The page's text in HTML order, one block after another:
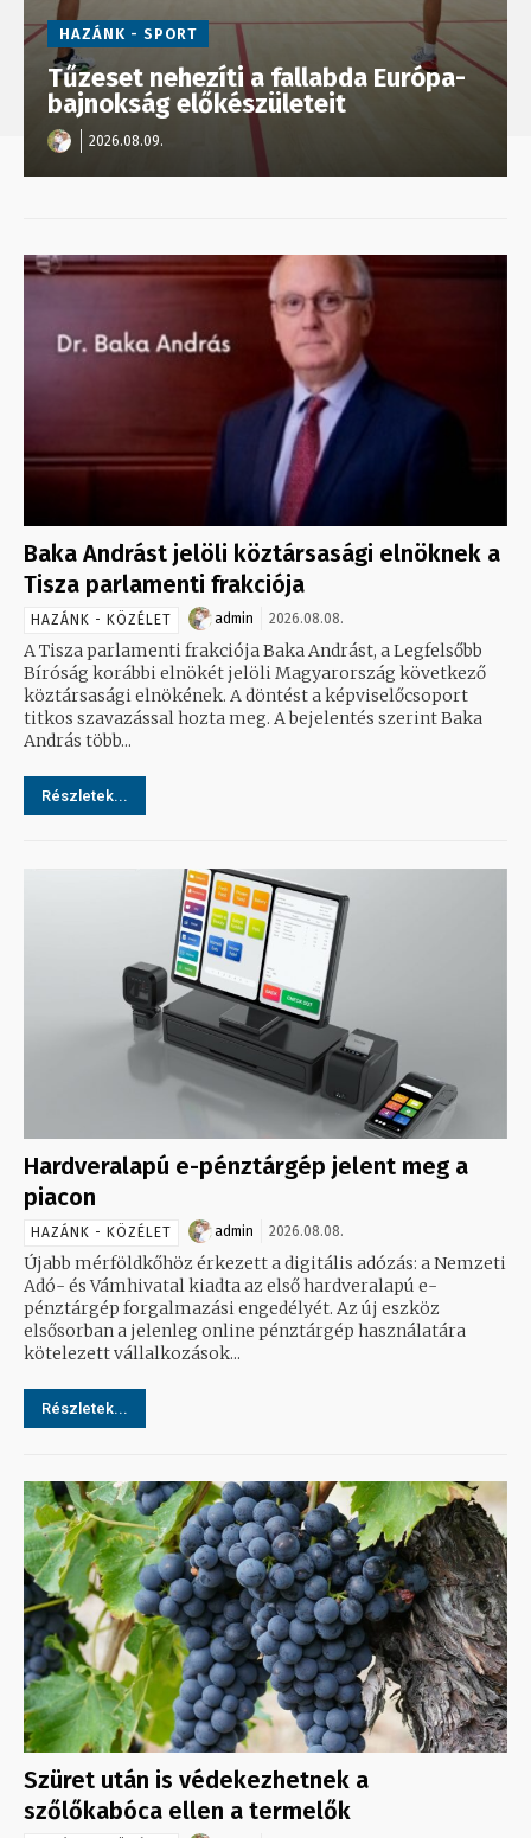
HAZÁNK - SPORT
Tűzeset nehezíti a fallabda Európa-
bajnokság előkészületeit
2026.08.09.
Baka Andrást jelöli köztársasági elnöknek a
Tisza parlamenti frakciója
HAZÁNK - KÖZÉLET admin 2026.08.08.
A Tisza parlamenti frakciója Baka Andrást, a Legfelsőbb
Bíróság korábbi elnökét jelöli Magyarország következő
köztársasági elnökének. A döntést a képviselőcsoport
titkos szavazással hozta meg. A bejelentés szerint Baka
András több...
Részletek...
Hardveralapú e-pénztárgép jelent meg a
piacon
HAZÁNK - KÖZÉLET admin 2026.08.08.
Újabb mérföldkőhöz érkezett a digitális adózás: a Nemzeti
Adó- és Vámhivatal kiadta az első hardveralapú e-
pénztárgép forgalmazási engedélyét. Az új eszköz
elsősorban a jelenleg online pénztárgép használatára
kötelezett vállalkozások...
Részletek...
Szüret után is védekezhetnek a
szőlőkabóca ellen a termelők